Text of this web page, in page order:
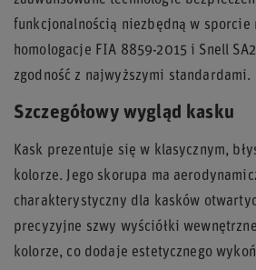
funkcjonalnością niezbędną w sporcie
homologacje FIA 8859-2015 i Snell
zgodność z najwyższymi standardami.
Szczegółowy wygląd kasku
Kask prezentuje się w klasycznym,
kolorze. Jego skorupa ma
charakterystyczny dla kasków
precyzyjne szwy wyściółki
kolorze, co dodaje estetycznego